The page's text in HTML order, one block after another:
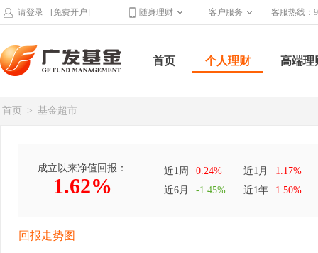
请登录 [免费开户] 随身理财 客户服务 客服热线：
首页 个人理财 高端理
首页 > 基金超市
成立以来净值回报：
1.62%
近1周 0.24% 近1月
1.17%
近6月
-1.45% 近1年 1.50%
回报走势图